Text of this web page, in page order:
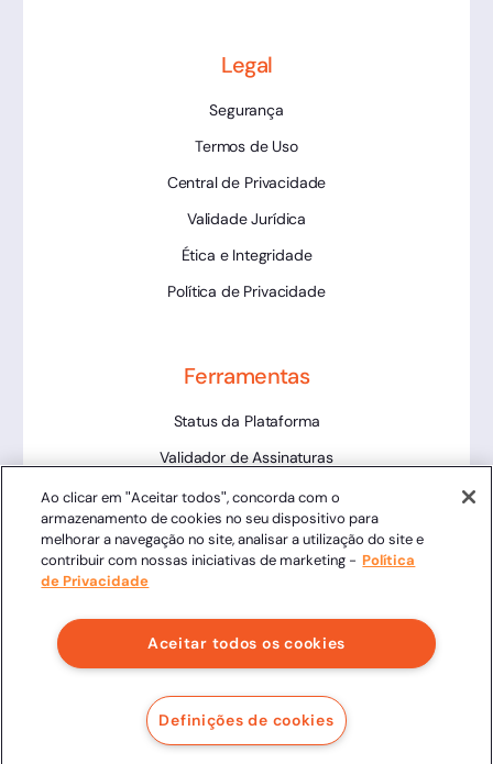
Legal
Segurança
Termos de Uso
Central de Privacidade
Validade Jurídica
Ética e Integridade
Política de Privacidade
Ferramentas
Status da Plataforma
Validador de Assinaturas
Trabalhe Conosco
LLM
Clicksign® - Todos os direitos reservados.
Av. Marcos Penteado de Ulhoa Rodrigues, 939 8º andar,
Torre 1, Tamboré, Barueri, SP, 06460-040
Ao clicar em "Aceitar todos", concorda com o
armazenamento de cookies no seu dispositivo para
melhorar a navegação no site, analisar a utilização do site e
contribuir com nossas iniciativas de marketing - Política
de Privacidade
Aceitar todos os cookies
Definições de cookies